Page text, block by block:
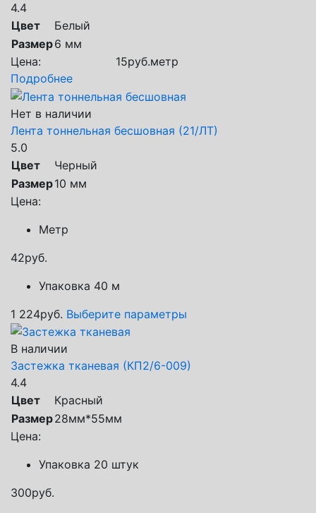
4.4
Цвет
Белый
Размер6 мм
Цена:
15руб.метр
Подробнее
Нет в наличии
Лента тоннельная бесшовная (21/ЛТ)
5.0
Цвет
Черный
Размер10 мм
Цена:
Метр
42руб.
Упаковка 40 м
1 224руб. Выберите параметры
В наличии
Застежка тканевая (КП2/6-009)
4.4
Цвет
Красный
Размер28мм*55мм
Цена:
Упаковка 20 штук
300руб.